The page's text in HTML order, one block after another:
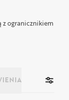
z ogranicznikiem